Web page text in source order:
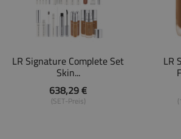
LR Signature Complete Set
Skin...
638,29 €
(SET-Preis)
LR